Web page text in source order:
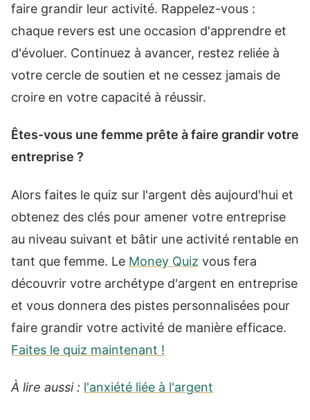
faire grandir leur activité. Rappelez-vous :
chaque revers est une occasion d'apprendre et
d'évoluer. Continuez à avancer, restez reliée à
votre cercle de soutien et ne cessez jamais de
croire en votre capacité à réussir.
Êtes-vous une femme prête à faire grandir votre
entreprise ?
Alors faites le quiz sur l'argent dès aujourd'hui et
obtenez des clés pour amener votre entreprise
au niveau suivant et bâtir une activité rentable en
tant que femme. Le Money Quiz vous fera
découvrir votre archétype d'argent en entreprise
et vous donnera des pistes personnalisées pour
faire grandir votre activité de manière efficace.
Faites le quiz maintenant !
À lire aussi : l'anxiété liée à l'argent